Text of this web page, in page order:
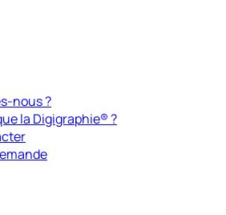
nous ?
la Digigraphie® ?